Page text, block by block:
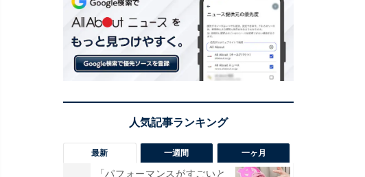
最新 一週間 一ヶ月
「パフォーマンスがすごいと